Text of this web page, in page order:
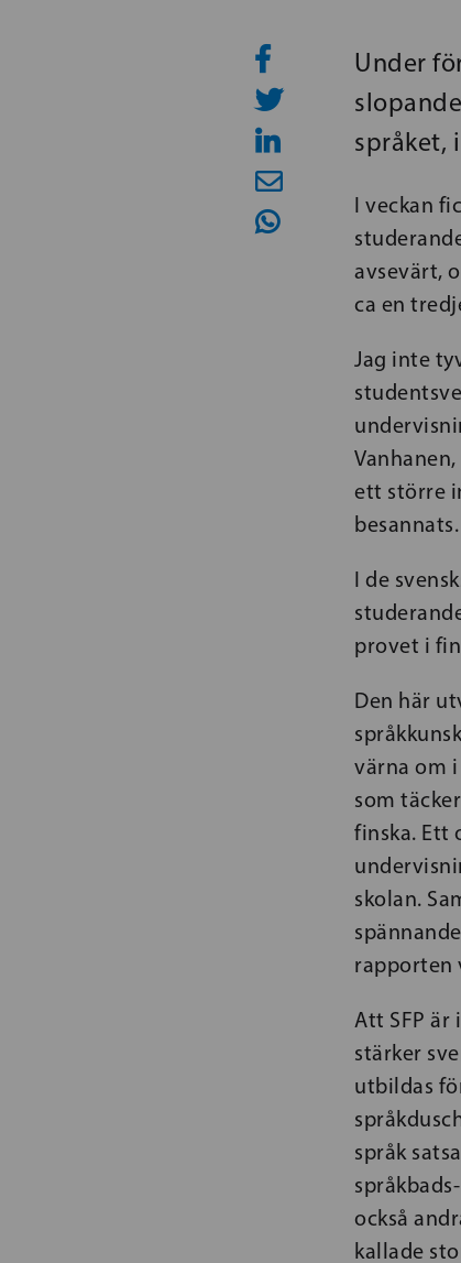
Under
språket,
I veckan
avsevärt,
ca en
Jag inte
ett större
besannats.
I de
provet i
Den här
värna om
som
finska. Ett
skolan.
rapporten
Att SFP
stärker
utbildas
språk
också
kallade